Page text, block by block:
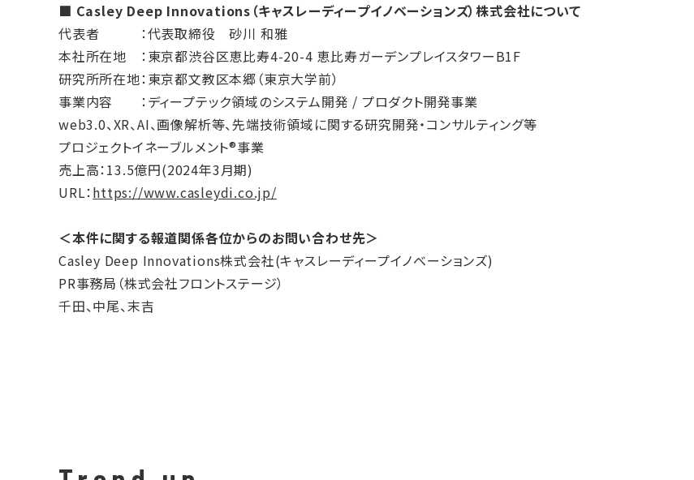
■ Casley Deep Innovations（キャスレーディープイノベーションズ）株式会社について
代表者 ：代表取締役 砂川 和雅
本社所在地 ：東京都渋谷区恵比寿4-20-4 恵比寿ガーデンプレイスタワーB1F
研究所所在地：東京都文教区本郷（東京大学前）
事業内容 ：ディープテック領域のシステム開発 / プロダクト開発事業
web3.0、XR、AI、画像解析等、先端技術領域に関する研究開発・コンサルティング等
プロジェクトイネーブルメント®事業
売上高：13.5億円(2024年3月期)
URL：https://www.casleydi.co.jp/
＜本件に関する報道関係各位からのお問い合わせ先＞
Casley Deep Innovations株式会社(キャスレーディープイノベーションズ)
PR事務局（株式会社フロントステージ）
千田、中尾、末吉